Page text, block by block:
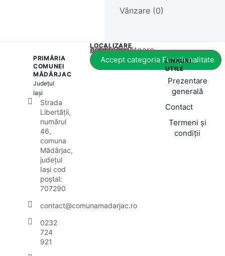
Vânzare (0)
PRIMĂRIA
COMUNEI
MĂDÂRJAC
Județul
Iași
Strada
Libertății,
numărul
46,
comuna
Mădârjac,
județul
Iași cod
poștal:
707290
contact@comunamadarjac.ro
0232
724
921
LOCALIZARE
Acest conținut este blocat până când acceptați categoria corespunzătoare de cookie-uri.
Accept categoria Funcționalitate
LINKURI
UTILE
Prezentare
generală
Contact
Termeni și
condiții